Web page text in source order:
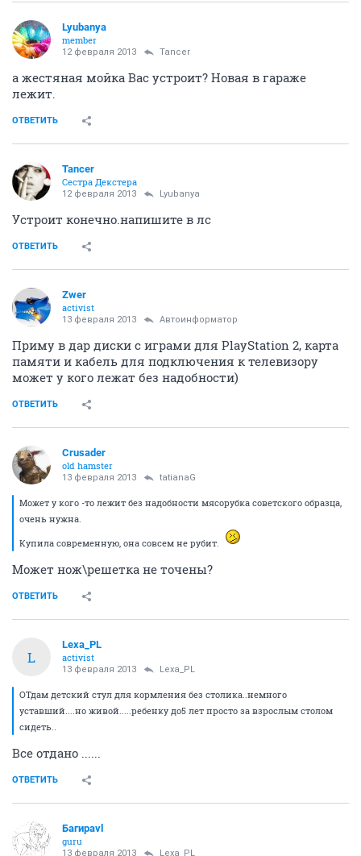
Lyubanya
member
12 февраля 2013 Tancer
а жестяная мойка Вас устроит? Новая в гараже
лежит.
ОТВЕТИТЬ
Tancer
Сестра Декстера
12 февраля 2013 Lyubanya
Устроит конечно.напишите в лс
ОТВЕТИТЬ
Zwer
activist
13 февраля 2013 Автоинформатор
Приму в дар диски с играми для PlayStation 2, карта
памяти и кабель для подключения к телевизору
может у кого лежат без надобности)
ОТВЕТИТЬ
Crusader
old hamster
13 февраля 2013 tatianaG
Может у кого -то лежит без надобности мясорубка советского образца,
очень нужна.
Купила современную, она совсем не рубит.
Может нож\решетка не точены?
ОТВЕТИТЬ
L
Lexa_PL
activist
13 февраля 2013 Lexa_PL
ОТдам детский стул для кормления без столика..немного
уставший....но живой.....ребенку до5 лет просто за взрослым столом
сидеть..
Все отдано ......
ОТВЕТИТЬ
Багираvl
guru
13 февраля 2013 Lexa_PL